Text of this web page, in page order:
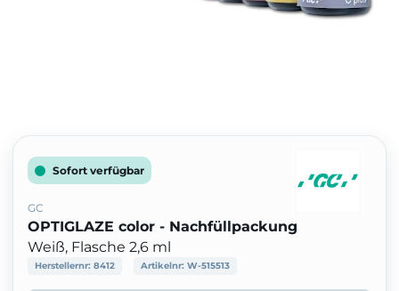
Sofort verfügbar
GC
OPTIGLAZE color - Nachfüllpackung
Weiß, Flasche 2,6 ml
Herstellernr: 8412 Artikelnr: W-515513